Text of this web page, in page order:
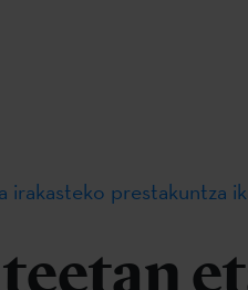
prestakuntza